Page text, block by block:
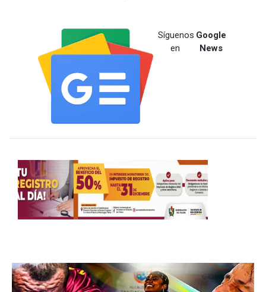
Síguenos
en
Google
News